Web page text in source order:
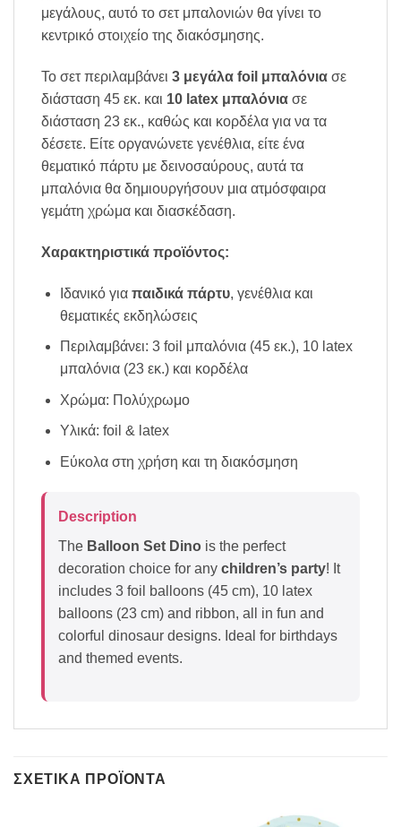
μεγάλους, αυτό το σετ μπαλονιών θα γίνει το
κεντρικό στοιχείο της διακόσμησης.
Το σετ περιλαμβάνει 3 μεγάλα foil μπαλόνια σε
διάσταση 45 εκ. και 10 latex μπαλόνια σε
διάσταση 23 εκ., καθώς και κορδέλα για να τα
δέσετε. Είτε οργανώνετε γενέθλια, είτε ένα
θεματικό πάρτυ με δεινοσαύρους, αυτά τα
μπαλόνια θα δημιουργήσουν μια ατμόσφαιρα
γεμάτη χρώμα και διασκέδαση.
Χαρακτηριστικά προϊόντος:
Ιδανικό για παιδικά πάρτυ, γενέθλια και
θεματικές εκδηλώσεις
Περιλαμβάνει: 3 foil μπαλόνια (45 εκ.), 10 latex
μπαλόνια (23 εκ.) και κορδέλα
Χρώμα: Πολύχρωμο
Υλικά: foil & latex
Εύκολα στη χρήση και τη διακόσμηση
Description
The Balloon Set Dino is the perfect
decoration choice for any children’s party! It
includes 3 foil balloons (45 cm), 10 latex
balloons (23 cm) and ribbon, all in fun and
colorful dinosaur designs. Ideal for birthdays
and themed events.
ΣΧΕΤΙΚΆ ΠΡΟΪΌΝΤΑ